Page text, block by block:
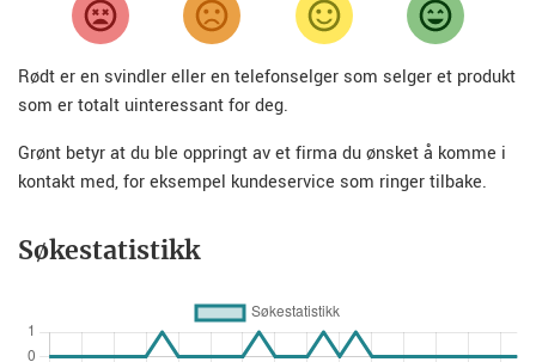
Rødt er en svindler eller en telefonselger som selger et produkt
som er totalt uinteressant for deg.
Grønt betyr at du ble oppringt av et firma du ønsket å komme i
kontakt med, for eksempel kundeservice som ringer tilbake.
Søkestatistikk